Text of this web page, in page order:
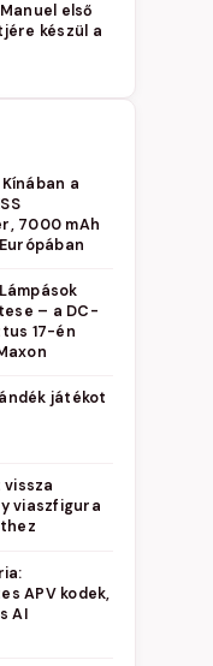
első
készül a
a
7000 mAh
– a DC-
17-én
játékot
viaszfigura
APV kodek,
AI